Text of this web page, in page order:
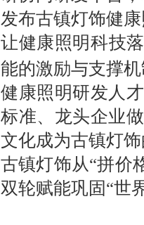
发布古镇灯饰健
让健康照明科技
能的激励与支撑
健康照明研发人
标准、龙头企业
文化成为古镇灯
古镇灯饰从“拼价
双轮赋能巩固“世